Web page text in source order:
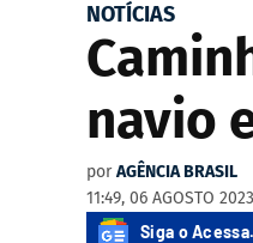
NOTÍCIAS
navio
por AGÊNCIA BRASIL
11:49, 06 AGOSTO 2023
Siga o